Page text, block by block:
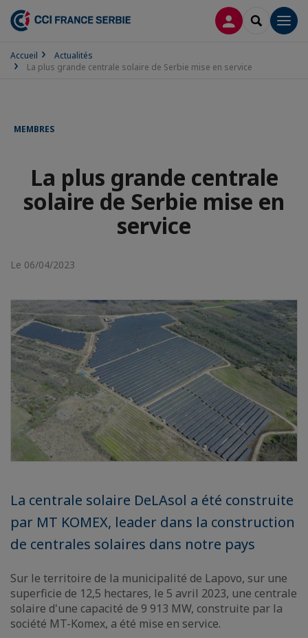
CONNEXION
Accueil
Actualités
La plus grande centrale solaire de Serbie mise en service
MEMBRES
La plus grande centrale
solaire de Serbie mise en
service
Le 06/04/2023
La centrale solaire DeLAsol a été construite
par MT KOMEX, leader dans la construction
de centrales solaires dans notre pays
Sur le territoire de la municipalité de Lapovo, sur une
superficie de 12,5 hectares, le 5 avril 2023, une centrale
solaire d'une capacité de 9 913 MW, construite par la
société MT-Komex, a été mise en service.